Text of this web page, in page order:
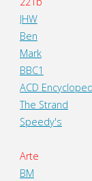
JHW
Ben
Mark
BBC1
ACD
The Strand
Speedy's
Arte
BM